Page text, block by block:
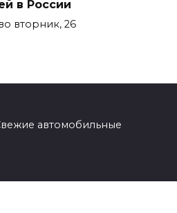
в России
вторник, 26
автомобильные